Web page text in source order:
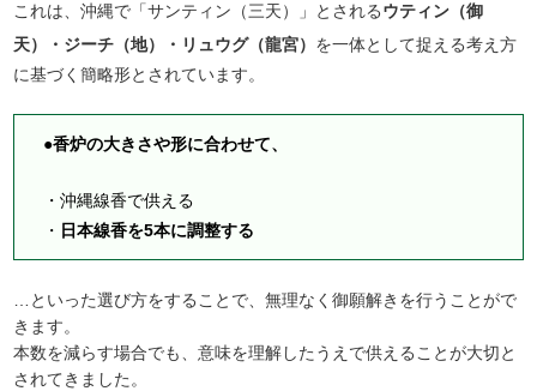
これは、沖縄で「サンティン（三天）」とされるウティン（御
天）・ジーチ（地）・リュウグ（龍宮） を一体として捉える考え方
に基づく簡略形とされています。
●香炉の大きさや形に合わせて、
・沖縄線香で供える
・ 日本線香を5本に調整する
…といった選び方をすることで、無理なく御願解きを行うことがで
きます。
本数を減らす場合でも、意味を理解したうえで供えることが大切と
されてきました。